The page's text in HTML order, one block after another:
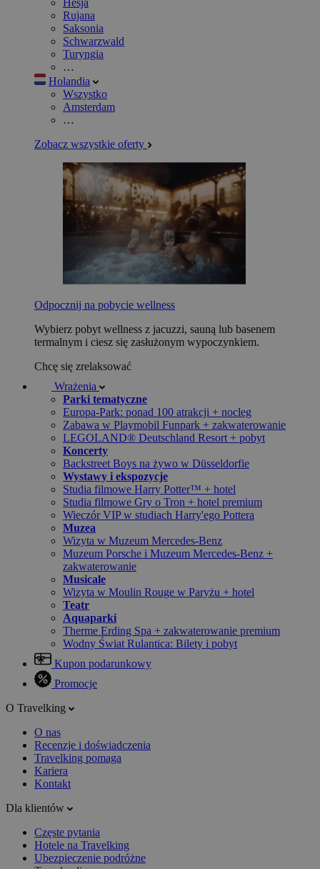
Hesja
Rujana
Saksonia
Schwarzwald
Turyngia
…
Holandia
Wszystko
Amsterdam
…
Zobacz wszystkie oferty
Odpocznij na pobycie wellness
Wybierz pobyt wellness z jacuzzi, sauną lub basenem
termalnym i ciesz się zasłużonym wypoczynkiem.
Chcę się zrelaksować
Wrażenia
Parki tematyczne
Europa-Park: ponad 100 atrakcji + nocleg
Zabawa w Playmobil Funpark + zakwaterowanie
LEGOLAND® Deutschland Resort + pobyt
Koncerty
Backstreet Boys na żywo w Düsseldorfie
Wystawy i ekspozycje
Studia filmowe Harry Potter™ + hotel
Studia filmowe Gry o Tron + hotel premium
Wieczór VIP w studiach Harry'ego Pottera
Muzea
Wizyta w Muzeum Mercedes-Benz
Muzeum Porsche i Muzeum Mercedes-Benz +
zakwaterowanie
Musicale
Wizyta w Moulin Rouge w Paryżu + hotel
Teatr
Aquaparki
Therme Erding Spa + zakwaterowanie premium
Wodny Świat Rulantica: Bilety i pobyt
Kupon podarunkowy
Promocje
O Travelking
O nas
Recenzje i doświadczenia
Travelking pomaga
Kariera
Kontakt
Dla klientów
Częste pytania
Hotele na Travelking
Ubezpieczenie podróżne